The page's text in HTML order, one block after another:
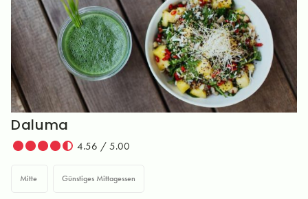
Daluma
4.56 / 5.00
Mitte Günstiges Mittagessen